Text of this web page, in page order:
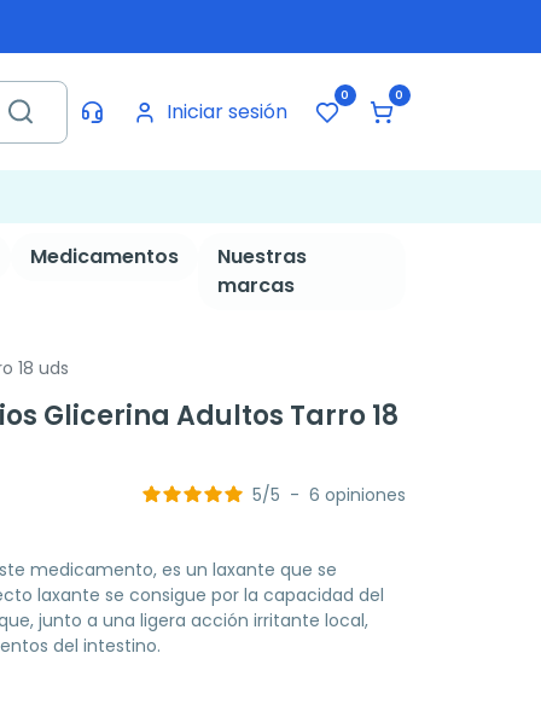
Iniciar sesión
0 0
Medicamentos
Nuestras
marcas
18 uds
Glicerina Adultos Tarro 18
5/5 - 6 opiniones
medicamento, es un laxante que se
laxante se consigue por la capacidad del
junto a una ligera acción irritante local,
del intestino.